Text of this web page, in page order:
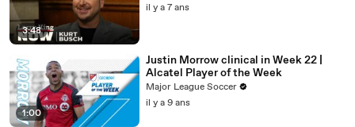
3:48
il y a 7 ans
1:00
Justin Morrow clinical in Week 22 |
Alcatel Player of the Week
Major League Soccer
il y a 9 ans